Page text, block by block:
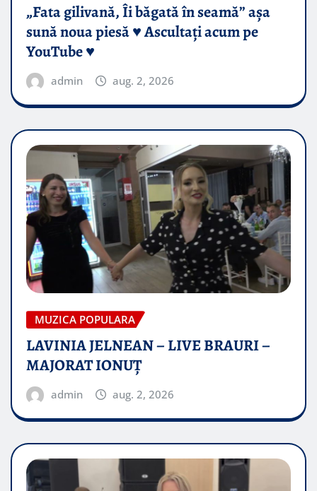
„Fata gilivană, Îi băgată în seamă” așa
sună noua piesă ♥️ Ascultați acum pe
YouTube ♥️
admin aug. 2, 2026
MUZICA POPULARA
LAVINIA JELNEAN – LIVE BRAURI –
MAJORAT IONUŢ
admin aug. 2, 2026